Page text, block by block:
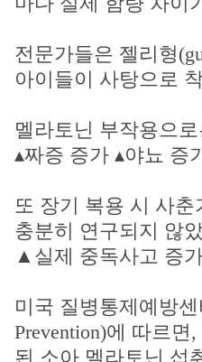
전문가들은 젤리형
아이들이 사탕으로
멜라토닌 부작용으
▴짜증 증가 ▴야뇨 증
또 장기 복용 시 사
충분히 연구되지 않
▲실제 중독사고 증
미국 질병통제예방센
Prevention)에 따르
된 소아 멜라토닌 섭